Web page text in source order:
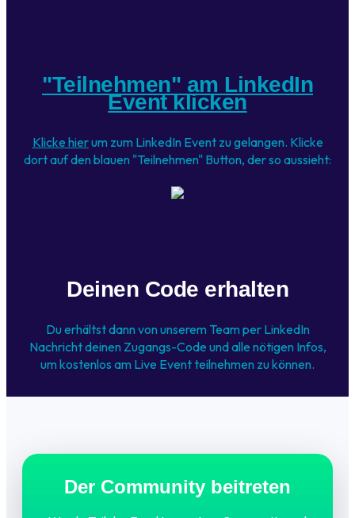
"Teilnehmen" am LinkedIn
Event klicken
Klicke hierum zum LinkedIn Event zu gelangen. Klicke
dort auf den blauen "Teilnehmen" Button, der so aussieht:
Deinen Code erhalten
Du erhältst dann von unserem Team per LinkedIn
Nachricht deinen Zugangs-Code und alle nötigen Infos,
um kostenlos am Live Event teilnehmen zu können.
Der Community beitreten